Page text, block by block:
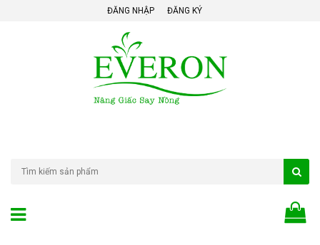
ĐĂNG NHẬP ĐĂNG KÝ